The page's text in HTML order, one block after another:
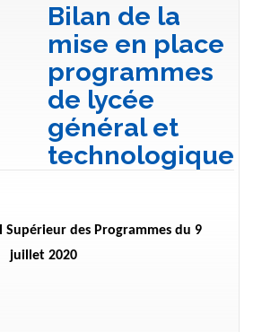
Bilan de la
mise en place
programmes
de lycée
général et
technologique
Supérieur des Programmes du 9
juillet 2020